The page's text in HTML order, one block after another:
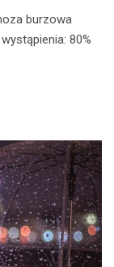
burzowa
80%